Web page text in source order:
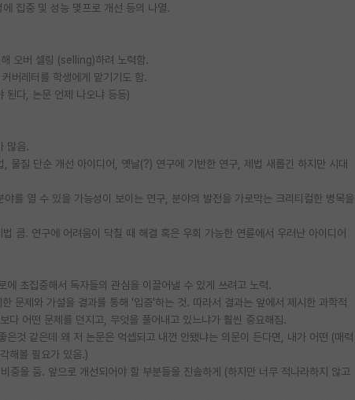
집중 및 성능 몇프로 개선 등의 나열.
오버 셀링 (selling)하려 노력함.
버레터를 학생에게 맡기기도 함.
된다, 논문 언제 나오냐 등등)
많음.
질 단순 개선 아이디어, 옛날(?) 연구에 기반한 연구, 제법 새롭긴 하지만 시대
를 열 수 있을 가능성이 보이는 연구, 분야의 발전을 가로막는 크리티컬한 병목을
큼. 연구에 어려움이 닥칠 때 해결 혹은 우회 가능한 연륜에서 우러난 아이디어
초집중해서 독자들의 관심을 이끌어낼 수 있게 쓰려고 노력.
문제와 가설을 결과를 통해 '입증'하는 것. 따라서 결과는 앞에서 제시한 과학적
다 어떤 문제를 던지고, 무엇을 풀어내고 있느냐가 훨씬 중요해짐.
것 같은데 왜 저 논문은 억셉되고 내껀 안됐냐는 의문이 든다면, 내가 어떤 (매력
해볼 필요가 있음.)
을 둠. 앞으로 개선되어야 할 부분들을 진솔하게 (하지만 너무 적나라하지 않고